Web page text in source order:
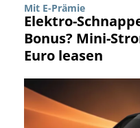
Mit E-Prämie
Elektro-
Bonus? Mini-
Euro leasen